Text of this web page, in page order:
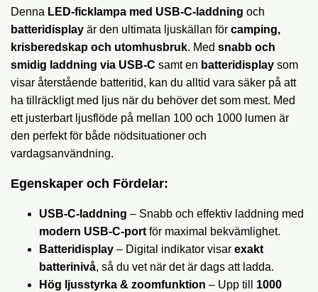
Denna LED-ficklampa med USB-C-laddning och
batteridisplay är den ultimata ljuskällan för camping,
krisberedskap och utomhusbruk. Med snabb och
smidig laddning via USB-C samt en batteridisplay som
visar återstående batteritid, kan du alltid vara säker på att
ha tillräckligt med ljus när du behöver det som mest. Med
ett justerbart ljusflöde på mellan 100 och 1000 lumen är
den perfekt för både nödsituationer och
vardagsanvändning.
Egenskaper och Fördelar:
USB-C-laddning – Snabb och effektiv laddning med
modern USB-C-port för maximal bekvämlighet.
Batteridisplay – Digital indikator visar exakt
batterinivå, så du vet när det är dags att ladda.
Hög ljusstyrka & zoomfunktion – Upp till 1000